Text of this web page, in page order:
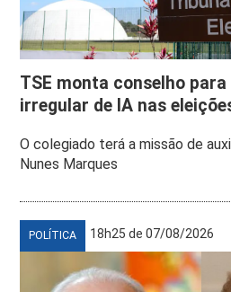
TSE monta conselho
irregular de IA nas
O colegiado terá a missão de
Nunes Marques
POLÍTICA 18h25 de 07/08/2026